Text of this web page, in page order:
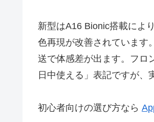
新型はA16 Bionic搭載によ
色再現が改善されています
送で体感差が出ます。フロ
日中使える」表記ですが、
初心者向けの選び方なら